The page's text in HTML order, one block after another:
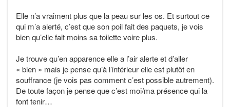
Elle n’a vraiment plus que la peau sur les os. Et surtout ce
qui m’a alerté, c’est que son poil fait des paquets, je vois
bien qu’elle fait moins sa toilette voire plus.
Je trouve qu’en apparence elle a l’air alerte et d’aller
« bien » mais je pense qu’à l’intérieur elle est plutôt en
souffrance (je vois pas comment c’est possible autrement).
De toute façon je pense que c’est moi/ma présence qui la
font tenir…